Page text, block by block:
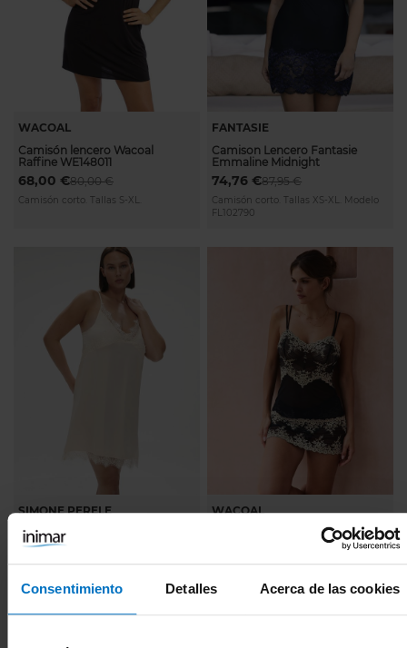
Consentimiento Detalles Acerca de las cookies
WACOAL
Camisón lencero Wacoal
Raffine WE148011
80,00 €
68,00 €
Camisón corto. Tallas S-XL.
FANTASIE
Camison Lencero Fantasie
Emmaline Midnight
87,95 €
74,76 €
Camisón corto. Tallas XS-XL. Modelo
FL102790
SIMONE PERELE
Camisón lencero Simone Perele
Satin Secrets 23H940
77,00 €
57,75 €
Camisón corto de satén. 2 colores.
Tallas 1-4.
WACOAL
Camison lencero Wacoal
Embrace Lace corto WA814191
74,00 €
62,90 €
Camisón lencero. 2 colores. Tallas S-
XXL.